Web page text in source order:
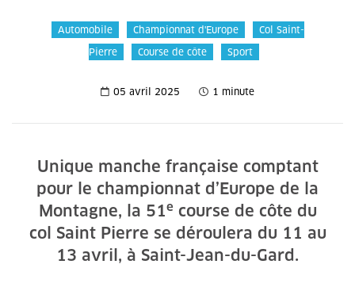
Automobile Championnat d'Europe
Col Saint-
Pierre
Course de côte Sport
05 avril 2025 1 minute
Unique manche française comptant
pour le championnat d’Europe de la
Montagne, la 51e course de côte du
col Saint Pierre se déroulera du 11 au
13 avril, à Saint-Jean-du-Gard.